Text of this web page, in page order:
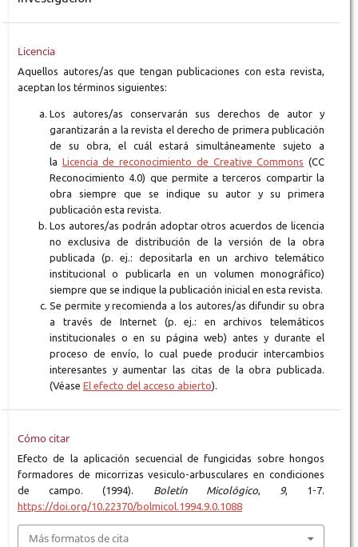
Licencia
Aquellos autores/as que tengan publicaciones con esta revista,
aceptan los términos siguientes:
Los autores/as conservarán sus derechos de autor y
garantizarán a la revista el derecho de primera publicación
de su obra, el cuál estará simultáneamente sujeto a
la Licencia de reconocimiento de Creative Commons (CC
Reconocimiento 4.0) que permite a terceros compartir la
obra siempre que se indique su autor y su primera
publicación esta revista.
Los autores/as podrán adoptar otros acuerdos de licencia
no exclusiva de distribución de la versión de la obra
publicada (p. ej.: depositarla en un archivo telemático
institucional o publicarla en un volumen monográfico)
siempre que se indique la publicación inicial en esta revista.
Se permite y recomienda a los autores/as difundir su obra
a través de Internet (p. ej.: en archivos telemáticos
institucionales o en su página web) antes y durante el
proceso de envío, lo cual puede producir intercambios
interesantes y aumentar las citas de la obra publicada.
(Véase El efecto del acceso abierto).
Cómo citar
Efecto de la aplicación secuencial de fungicidas sobre hongos
formadores de micorrizas vesiculo-arbusculares en condiciones
de campo. (1994).
Boletín Micológico, 9, 1-7.
https://doi.org/10.22370/bolmicol.1994.9.0.1088
Más formatos de cita